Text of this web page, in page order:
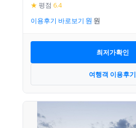
★ 평점 6.4
이용후기 바로보기
최저가확인
여행객 이용후기